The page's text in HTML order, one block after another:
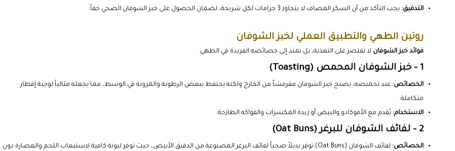
التدقيق: يجب التأكد من أن السكر المضاف لا يتجاوز 3 جرامات لكل شريحة، لضمان الحصول على خبز الشوفان الصحي حقاً.
روتين الطهي والتطبيق العملي لخبز الشوفان
فوائد خبز الشوفان لا تقتصر على التغذية، بل تمتد إلى خصائصه الفريدة في الطهي.
1 - خبز الشوفان المحمص (Toasting)
الخصائص: عند تحميصه، يصبح خبز الشوفان مقرمشاً من الخارج ولكنه يحتفظ ببعض الرطوبة والمرونة في الوسط، مما يجعله مثالياً لوجبة إفطار
متكاملة.
الاستخدام: يُقدم مع الأفوكادو والبيض أو زبدة المكسرات والفواكه الطازجة.
2 - لفائف الشوفان للبرغر (Oat Buns)
الخصائص:
لفائف الشوفان (Oat Buns) توفر بديلاً صحياً لفائف البرغر المصنوعة من الدقيق الأبيض، حيث توفر ليونة كافية لاستيعاب اللحم والعصارة دون